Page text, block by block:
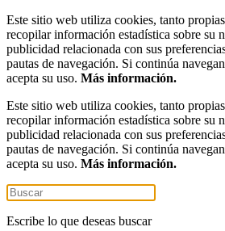
Este sitio web utiliza cookies, tanto
recopilar información estadística sobre su
publicidad relacionada con sus
pautas de navegación. Si continúa
acepta su uso. Más información.
Este sitio web utiliza cookies, tanto
recopilar información estadística sobre su
publicidad relacionada con sus
pautas de navegación. Si continúa
acepta su uso. Más información.
Escribe lo que deseas buscar